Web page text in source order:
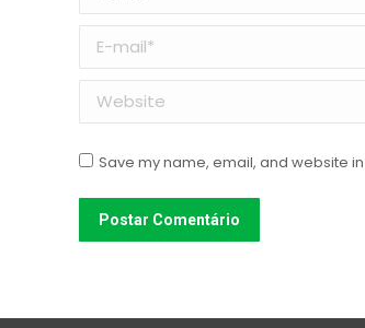
E-mail *
Website
Save my name, email, and website
Postar Comentário